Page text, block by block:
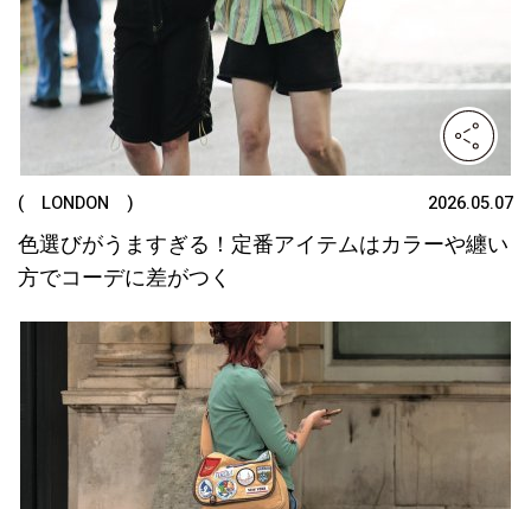
( LONDON ) 2026.05.07
色選びがうますぎる！定番アイテムはカラーや纏い
方でコーデに差がつく